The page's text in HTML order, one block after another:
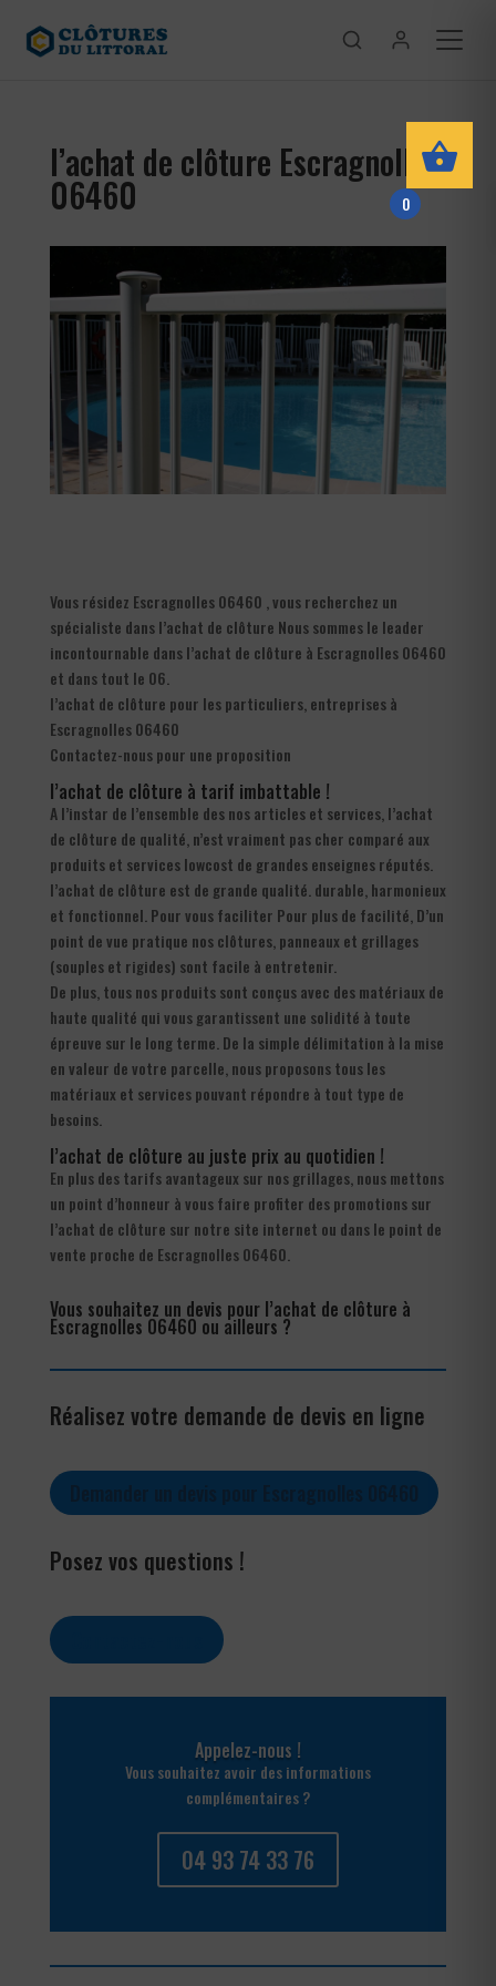
l’achat de clôture Escragnolles
06460
Vous résidez Escragnolles 06460 , vous recherchez un
spécialiste dans l’achat de clôture Nous sommes le leader
incontournable dans l’achat de clôture à Escragnolles 06460
et dans tout le 06.
l’achat de clôture pour les particuliers, entreprises à
Escragnolles 06460
Contactez-nous pour une proposition
l’achat de clôture à tarif imbattable !
A l’instar de l’ensemble des nos articles et services, l’achat
de clôture de qualité, n’est vraiment pas cher comparé aux
produits et services lowcost de grandes enseignes réputés.
l’achat de clôture est de grande qualité. durable, harmonieux
et fonctionnel. Pour vous faciliter Pour plus de facilité, D’un
point de vue pratique nos clôtures, panneaux et grillages
(souples et rigides) sont facile à entretenir.
De plus, tous nos produits sont conçus avec des matériaux de
haute qualité qui vous garantissent une solidité à toute
épreuve sur le long terme. De la simple délimitation à la mise
en valeur de votre parcelle, nous proposons tous les
matériaux et services pouvant répondre à tout type de
besoins.
l’achat de clôture au juste prix au quotidien !
En plus des tarifs avantageux sur nos grillages, nous mettons
un point d’honneur à vous faire profiter des promotions sur
l’achat de clôture sur notre site internet ou dans le point de
vente proche de Escragnolles 06460.
Vous souhaitez un devis pour l’achat de clôture à
Escragnolles 06460 ou ailleurs ?
Réalisez votre demande de devis en ligne
Posez vos questions !
Appelez-nous !
Vous souhaitez avoir des informations
complémentaires ?
04 93 74 33 76
0